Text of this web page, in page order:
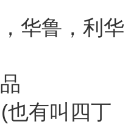
华鲁，利华
也有叫四丁